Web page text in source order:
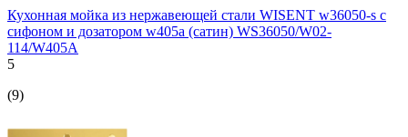
Кухонная мойка из нержавеющей стали WISENT w36050-s с
сифоном и дозатором w405a (сатин) WS36050/W02-
114/W405A
5
(9)